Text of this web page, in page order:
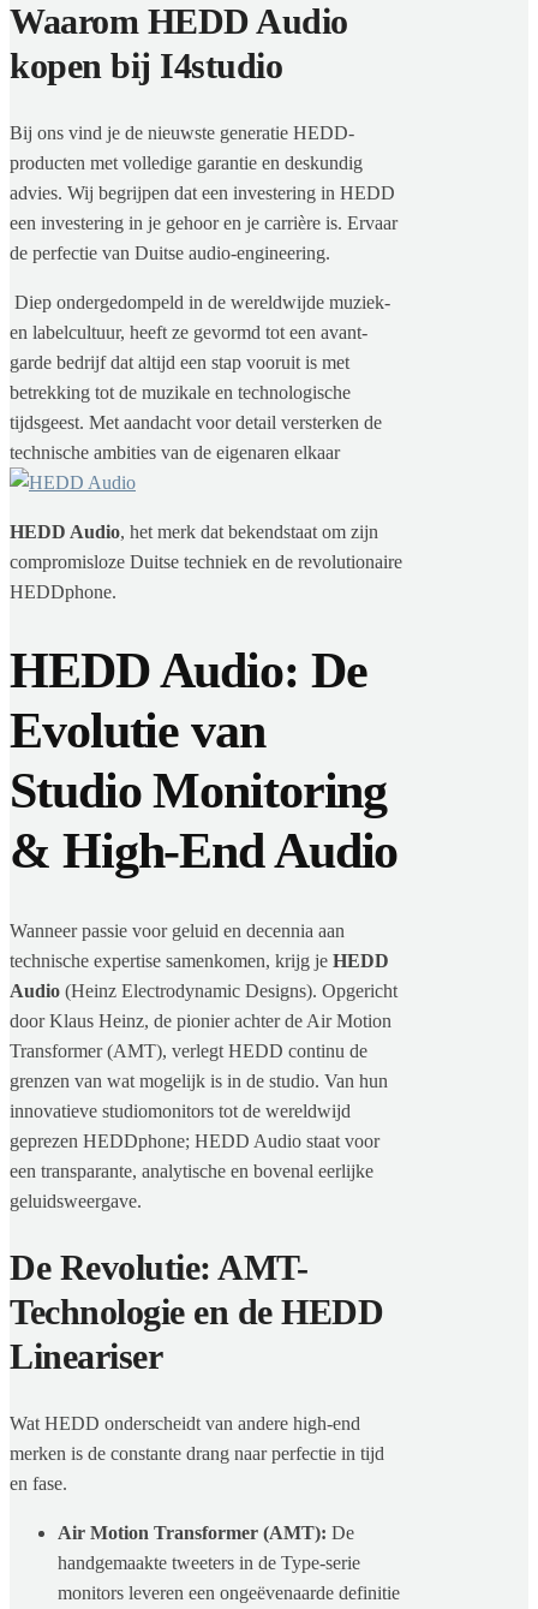
Waarom HEDD Audio
kopen bij I4studio
Bij ons vind je de nieuwste generatie HEDD-
producten met volledige garantie en deskundig
advies. Wij begrijpen dat een investering in HEDD
een investering in je gehoor en je carrière is. Ervaar
de perfectie van Duitse audio-engineering.
Diep ondergedompeld in de wereldwijde muziek-
en labelcultuur, heeft ze gevormd tot een avant-
garde bedrijf dat altijd een stap vooruit is met
betrekking tot de muzikale en technologische
tijdsgeest. Met aandacht voor detail versterken de
technische ambities van de eigenaren elkaar
HEDD Audio, het merk dat bekendstaat om zijn
compromisloze Duitse techniek en de revolutionaire
HEDDphone.
HEDD Audio: De
Evolutie van
Studio Monitoring
& High-End Audio
Wanneer passie voor geluid en decennia aan
technische expertise samenkomen, krijg je HEDD
Audio (Heinz Electrodynamic Designs). Opgericht
door Klaus Heinz, de pionier achter de Air Motion
Transformer (AMT), verlegt HEDD continu de
grenzen van wat mogelijk is in de studio. Van hun
innovatieve studiomonitors tot de wereldwijd
geprezen HEDDphone; HEDD Audio staat voor
een transparante, analytische en bovenal eerlijke
geluidsweergave.
De Revolutie: AMT-
Technologie en de HEDD
Lineariser
Wat HEDD onderscheidt van andere high-end
merken is de constante drang naar perfectie in tijd
en fase.
Air Motion Transformer (AMT): De
handgemaakte tweeters in de Type-serie
monitors leveren een ongeëvenaarde definitie